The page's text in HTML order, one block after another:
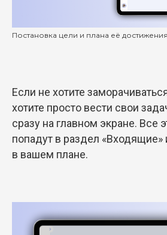
Постановка цели и плана её
Если не хотите
хотите просто вести свои
сразу на главном экране. Все
попадут в раздел «Входящие»
в вашем плане.